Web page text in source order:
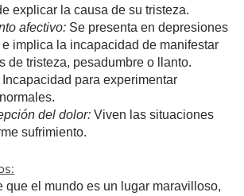
explicar la causa de su tristeza.
afectivo: Se presenta en depresiones
e implica la incapacidad de manifestar
de tristeza, pesadumbre o llanto.
Incapacidad para experimentar
del dolor: Viven las situaciones
sufrimiento.
que el mundo es un lugar maravilloso,